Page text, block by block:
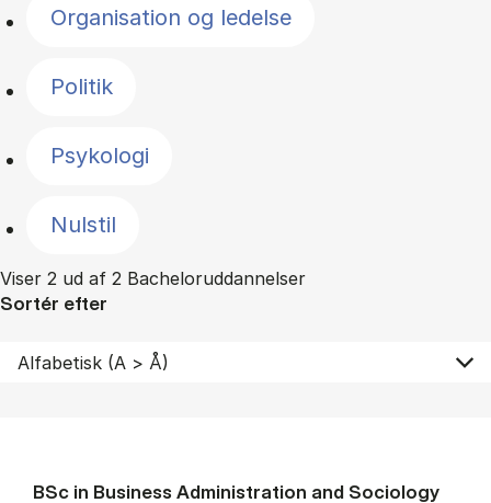
Organisation og ledelse
Politik
Psykologi
Nulstil
Viser 2 ud af 2 Bacheloruddannelser
Sortér efter
BSc in Busi­ness Ad­min­is­tra­tion and So­ci­ology